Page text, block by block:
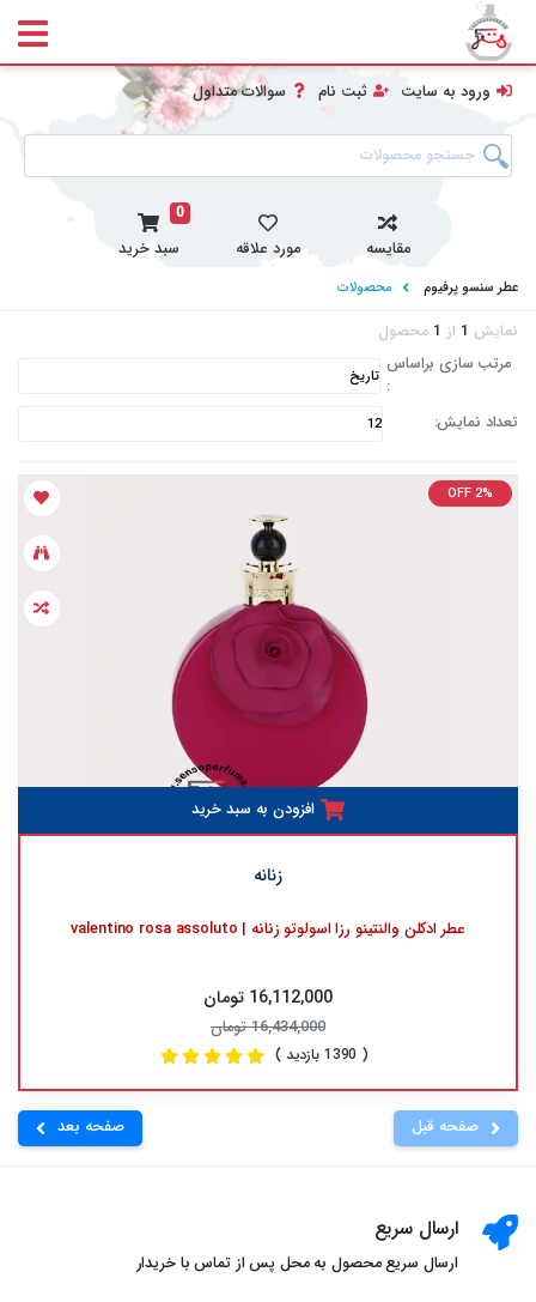
ورود به سایت ثبت نام سوالات متداول
مقایسه مورد علاقه
0
سبد خرید
عطر سنسو پرفیوم محصولات
نمایش 1 از 1 محصول
مرتب سازی براساس
:
تعداد نمایش:
OFF 2%
افزودن به سبد خرید
زنانه
عطر ادکلن والنتینو رزا اسولوتو زنانه | valentino rosa assoluto
16,112,000 تومان
16,434,000 تومان
( 1390 بازدید )
صفحه قبل صفحه بعد
ارسال سریع
ارسال سریع محصول به محل پس از تماس با خریدار